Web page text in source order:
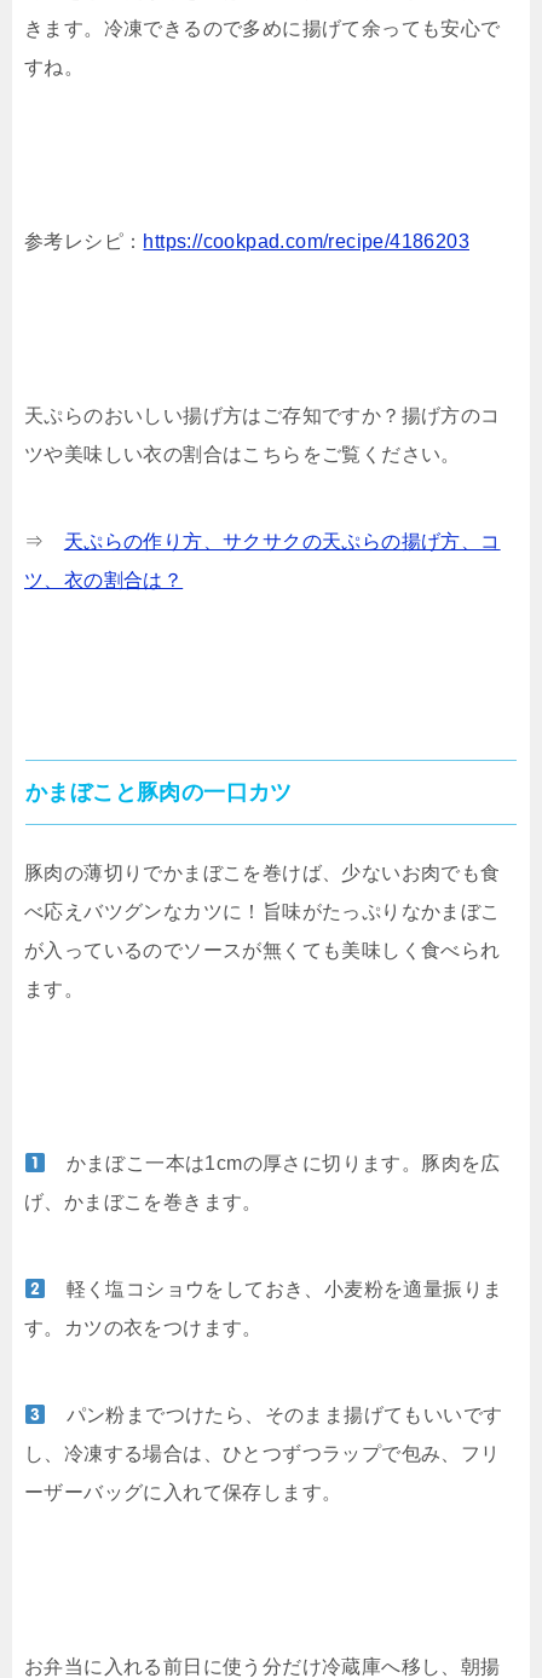
きます。冷凍できるので多めに揚げて余っても安心で
すね。
参考レシピ： https://cookpad.com/recipe/4186203
天ぷらのおいしい揚げ方はご存知ですか？揚げ方のコ
ツや美味しい衣の割合はこちらをご覧ください。
⇒ 天ぷらの作り方、サクサクの天ぷらの揚げ方、コ
ツ、衣の割合は？
かまぼこと豚肉の一口カツ
豚肉の薄切りでかまぼこを巻けば、少ないお肉でも食
べ応えバツグンなカツに！旨味がたっぷりなかまぼこ
が入っているのでソースが無くても美味しく食べられ
ます。
かまぼこ一本は1cmの厚さに切ります。豚肉を広
げ、かまぼこを巻きます。
軽く塩コショウをしておき、小麦粉を適量振りま
す。カツの衣をつけます。
パン粉までつけたら、そのまま揚げてもいいです
し、冷凍する場合は、ひとつずつラップで包み、フリ
ーザーバッグに入れて保存します。
お弁当に入れる前日に使う分だけ冷蔵庫へ移し、朝揚